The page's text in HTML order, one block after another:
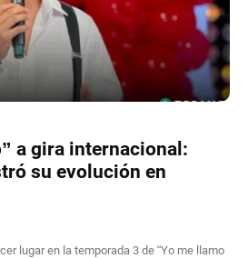
a gira internacional:
su evolución en
lugar en la temporada 3 de “Yo me llamo